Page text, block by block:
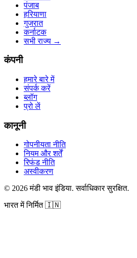
पंजाब
हरियाणा
गुजरात
कर्नाटक
सभी राज्य →
कंपनी
हमारे बारे में
संपर्क करें
ब्लॉग
प्रो लें
कानूनी
गोपनीयता नीति
नियम और शर्तें
रिफंड नीति
अस्वीकरण
© 2026 मंडी भाव इंडिया.सर्वाधिकार सुरक्षित.
भारत में निर्मित🇮🇳